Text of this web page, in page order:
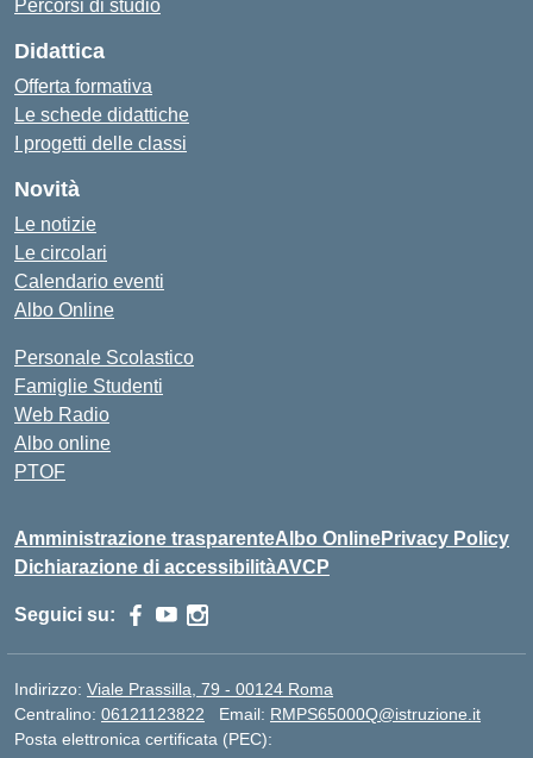
Percorsi di studio
Didattica
Offerta formativa
Le schede didattiche
I progetti delle classi
Novità
Le notizie
Le circolari
Calendario eventi
Albo Online
Personale Scolastico
Famiglie Studenti
Web Radio
Albo online
PTOF
Amministrazione trasparenteAlbo OnlinePrivacy Policy
Dichiarazione di accessibilitàAVCP
Seguici su:
Indirizzo: Viale Prassilla, 79 - 00124 Roma
Centralino: 06121123822 Email: RMPS65000Q@istruzione.it
Posta elettronica certificata (PEC):